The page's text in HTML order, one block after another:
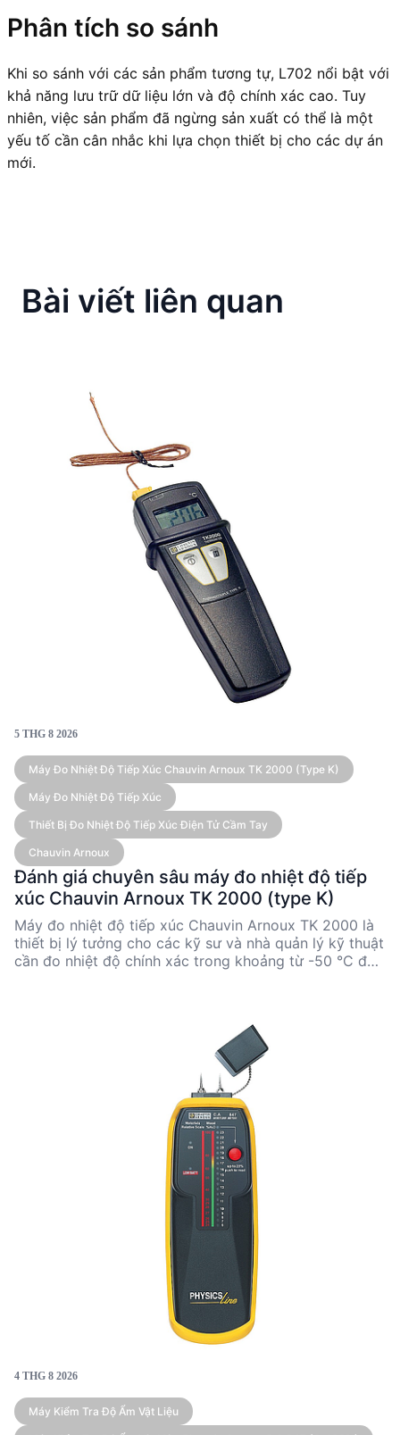
Phân tích so sánh
Khi so sánh với các sản phẩm tương tự, L702 nổi bật với
khả năng lưu trữ dữ liệu lớn và độ chính xác cao. Tuy
nhiên, việc sản phẩm đã ngừng sản xuất có thể là một
yếu tố cần cân nhắc khi lựa chọn thiết bị cho các dự án
mới.
Bài viết liên quan
5 THG 8 2026
Máy Đo Nhiệt Độ Tiếp Xúc Chauvin Arnoux TK 2000 (type K)
Máy Đo Nhiệt Độ Tiếp Xúc
Thiết Bị Đo Nhiệt Độ Tiếp Xúc Điện Tử Cầm Tay
Chauvin Arnoux
Đánh giá chuyên sâu máy đo nhiệt độ tiếp
xúc Chauvin Arnoux TK 2000 (type K)
Máy đo nhiệt độ tiếp xúc Chauvin Arnoux TK 2000 là
thiết bị lý tưởng cho các kỹ sư và nhà quản lý kỹ thuật
cần đo nhiệt độ chính xác trong khoảng từ -50 °C đến
nghiệp. Thiết kế nhỏ gọn và dễ sử dụng giúp thiết bị
này trở thành lựa chọn hàng đầu cho các ứng dụng
4 THG 8 2026
Máy Kiểm Tra Độ Ẩm Vật Liệu